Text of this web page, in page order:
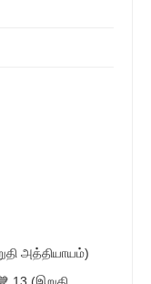
அத்தியாயம்)